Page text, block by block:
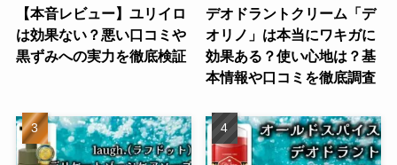
【本音レビュー】ユリイロ
は効果ない？悪い口コミや
黒ずみへの実力を徹底検証
デオドラントクリーム「デ
オリノ」は本当にワキガに
効果ある？使い心地は？基
本情報や口コミを徹底調査